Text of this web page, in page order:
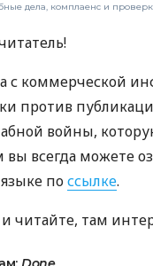
дела, комплаенс и
с коммерческой
против
войны,
вы всегда можете
поссылке.
читайте, там